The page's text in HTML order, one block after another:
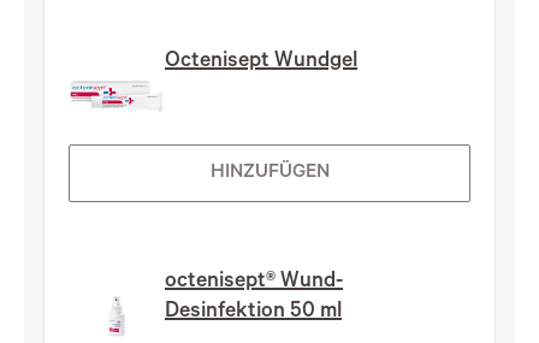
Octenisept Wundgel
HINZUFÜGEN
octenisept® Wund-
Desinfektion 50 ml